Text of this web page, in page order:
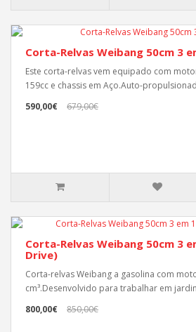
Corta-Relvas Weibang 50cm 3
Este corta-relvas vem equipado com
159cc e chassis em Aço.Auto-
590,00€
679,00€
Corta-Relvas Weibang 50cm 3
Drive)
Corta-relvas Weibang a gasolina com
cm³.Desenvolvido para trabalhar em
800,00€
850,00€